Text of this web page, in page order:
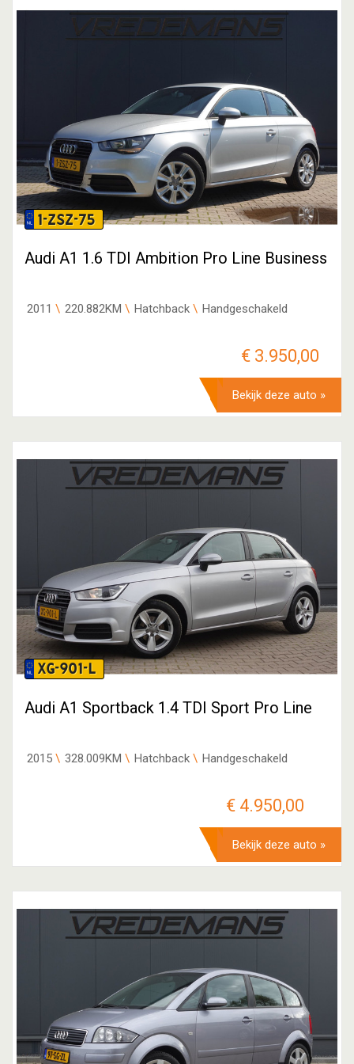
1-ZSZ-75
Audi A1 1.6 TDI Ambition Pro Line Business
2011 220.882KM Hatchback Handgeschakeld
€ 3.950,00
Bekijk deze auto »
XG-901-L
Audi A1 Sportback 1.4 TDI Sport Pro Line
2015 328.009KM Hatchback Handgeschakeld
€ 4.950,00
Bekijk deze auto »